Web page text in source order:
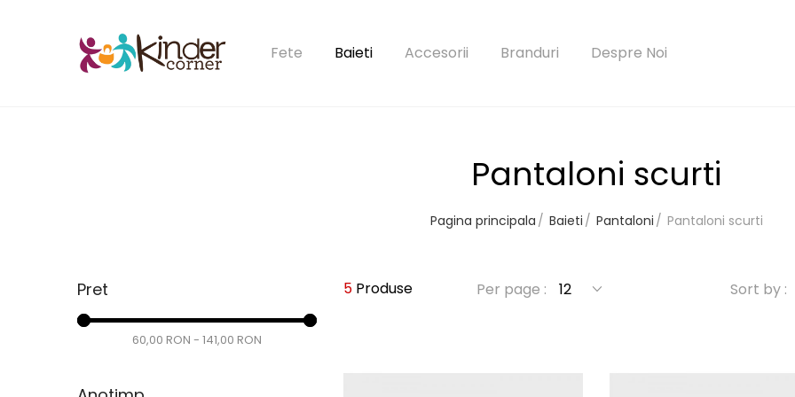
Fete Baieti Accesorii Branduri Despre Noi
Ai uitat parola?
Pantaloni scurti
Pagina principala Baieti Pantaloni Pantaloni scurti
Pret 5 Produse Per page : Sort by :